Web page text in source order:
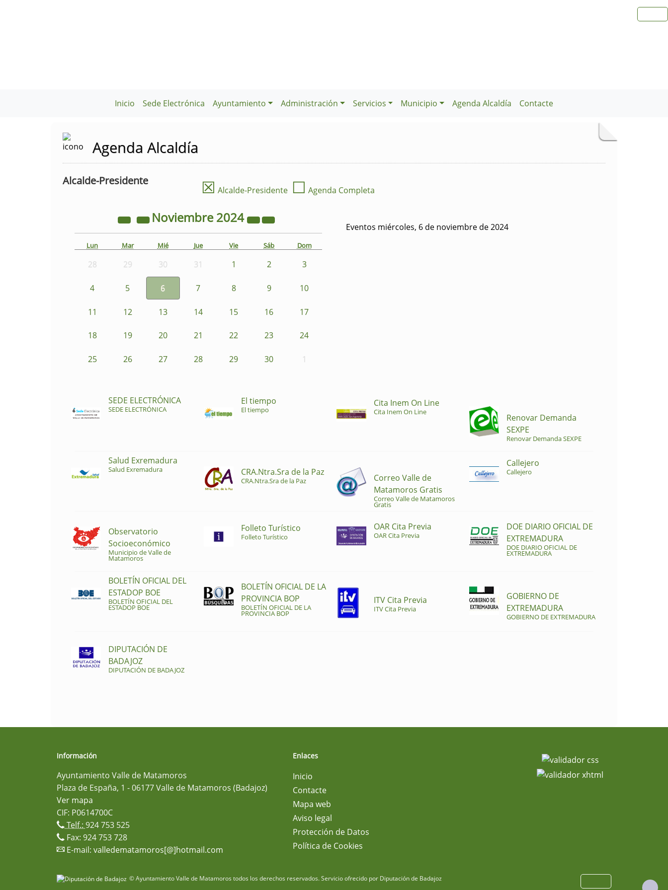
Inicio Sede Electrónica Ayuntamiento Administración Servicios Municipio Agenda Alcaldía Contacte
Agenda Alcaldía
Alcalde-Presidente ☒ Alcalde-Presidente ☐ Agenda Completa
Noviembre2024
Lun Mar Mié Jue Vie Sáb Dom
28 29 30 31 1 2 3
4 5 6 7 8 9 10
11 12 13 14 15 16 17
18 19 20 21 22 23 24
25 26 27 28 29 30 1
Eventos miércoles, 6 de noviembre de 2024
SEDE ELECTRÓNICA
SEDE ELECTRÓNICA
El tiempo
El tiempo
Cita Inem On Line
Cita Inem On Line
Renovar Demanda
SEXPE
Renovar Demanda SEXPE
Salud Exremadura
Salud Exremadura CRA.Ntra.Sra de la Paz
CRA.Ntra.Sra de la Paz
Correo Valle de
Matamoros Gratis
Correo Valle de Matamoros
Gratis
Callejero
Callejero
Observatorio
Socioeconómico
Municipio de Valle de
Matamoros
Folleto Turístico
Folleto Turístico
OAR Cita Previa
OAR Cita Previa
DOE DIARIO OFICIAL DE
EXTREMADURA
DOE DIARIO OFICIAL DE
EXTREMADURA
BOLETÍN OFICIAL DEL
ESTADOP BOE
BOLETÍN OFICIAL DEL
ESTADOP BOE
BOLETÍN OFICIAL DE LA
PROVINCIA BOP
BOLETÍN OFICIAL DE LA
PROVINCIA BOP
ITV Cita Previa
ITV Cita Previa
GOBIERNO DE
EXTREMADURA
GOBIERNO DE EXTREMADURA
DIPUTACIÓN DE
BADAJOZ
DIPUTACIÓN DE BADAJOZ
Información
Ayuntamiento Valle de Matamoros
Plaza de España, 1 - 06177 Valle de Matamoros (Badajoz)
Ver mapa
CIF: P0614700C
Telf.:924 753 525
Fax: 924 753 728
E-mail: valledematamoros[@]hotmail.com
Enlaces
Inicio
Contacte
Mapa web
Aviso legal
Protección de Datos
Política de Cookies
© Ayuntamiento Valle de Matamoros todos los derechos reservados.Servicio ofrecido por Diputación de Badajoz